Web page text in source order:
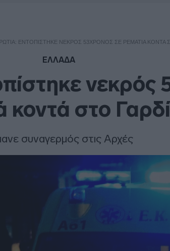
ΕΝΤΟΠΊΣΤΗΚΕ ΝΕΚΡΌΣ 53ΧΡΟΝΟΣ ΣΕ ΡΕΜΑΤΙΆ ΚΟΝΤΆ
ΕΛΛΑΔΑ
νεκρός
κοντά στο
συναγερμός στις Αρχές